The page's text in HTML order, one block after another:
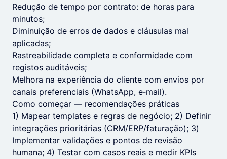
Redução de tempo por contrato: de horas para
minutos;
Diminuição de erros de dados e cláusulas mal
aplicadas;
Rastreabilidade completa e conformidade com
registos auditáveis;
Melhora na experiência do cliente com envios por
canais preferenciais (WhatsApp, e‑mail).
Como começar — recomendações práticas
1) Mapear templates e regras de negócio; 2) Definir
integrações prioritárias (CRM/ERP/faturação); 3)
Implementar validações e pontos de revisão
humana; 4) Testar com casos reais e medir KPIs